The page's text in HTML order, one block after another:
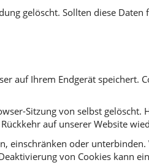
gelöscht. Sollten diese
auf Ihrem Endgerät speichert.
Sitzung von selbst
auf unserer Website
einschränken oder
von Cookies kann